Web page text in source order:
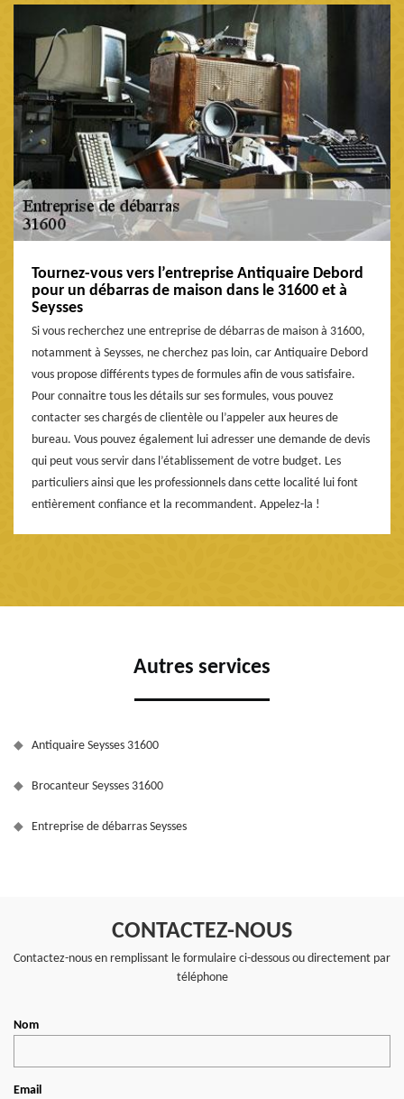
Tournez-vous vers l’entreprise Antiquaire Debord
pour un débarras de maison dans le 31600 et à
Seysses
Si vous recherchez une entreprise de débarras de maison à 31600,
notamment à Seysses, ne cherchez pas loin, car Antiquaire Debord
vous propose différents types de formules afin de vous satisfaire.
Pour connaitre tous les détails sur ses formules, vous pouvez
contacter ses chargés de clientèle ou l’appeler aux heures de
bureau. Vous pouvez également lui adresser une demande de devis
qui peut vous servir dans l’établissement de votre budget. Les
particuliers ainsi que les professionnels dans cette localité lui font
entièrement confiance et la recommandent. Appelez-la !
Autres services
Antiquaire Seysses 31600
Brocanteur Seysses 31600
Entreprise de débarras Seysses
CONTACTEZ-NOUS
Contactez-nous en remplissant le formulaire ci-dessous ou directement par
téléphone
Nom
Email